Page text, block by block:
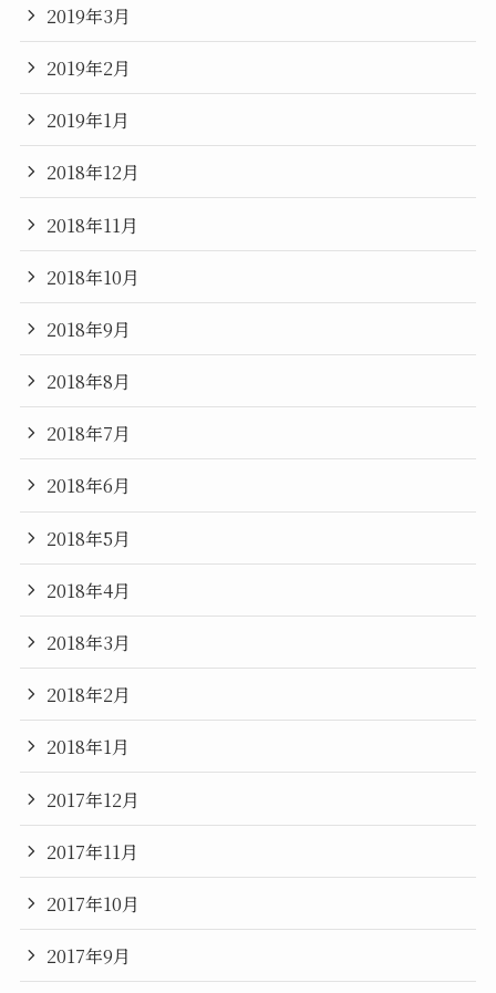
2019年3月
2019年2月
2019年1月
2018年12月
2018年11月
2018年10月
2018年9月
2018年8月
2018年7月
2018年6月
2018年5月
2018年4月
2018年3月
2018年2月
2018年1月
2017年12月
2017年11月
2017年10月
2017年9月